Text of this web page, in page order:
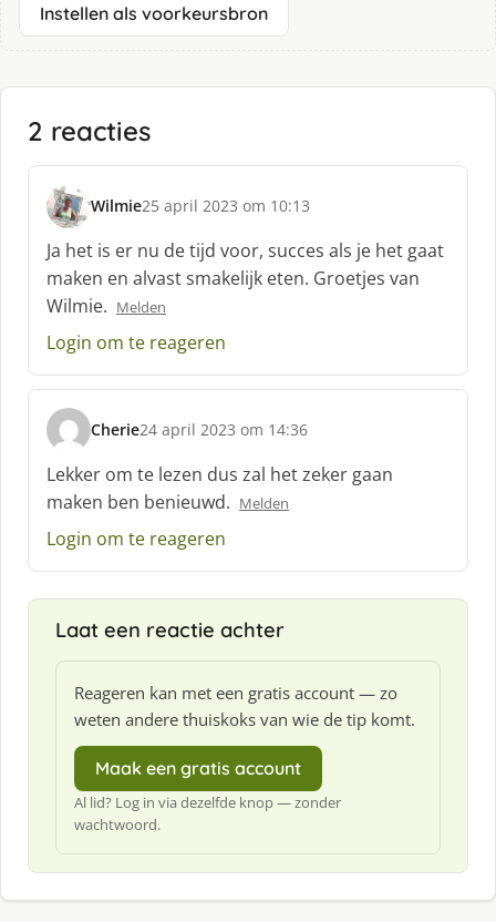
Instellen als voorkeursbron
2 reacties
Wilmie
s
c
h
r
e
e
:
25 april 2023 om 10:13
Ja het is er nu de tijd voor, succes als je het gaat
maken en alvast smakelijk eten. Groetjes van
Wilmie. Melden
Login om te reageren
Cherie
s
c
h
r
e
:
24 april 2023 om 14:36
Lekker om te lezen dus zal het zeker gaan
maken ben benieuwd. Melden
Login om te reageren
Laat een reactie achter
Reageren kan met een gratis account — zo
weten andere thuiskoks van wie de tip komt.
Maak een gratis account
Al lid? Log in via dezelfde knop — zonder
wachtwoord.